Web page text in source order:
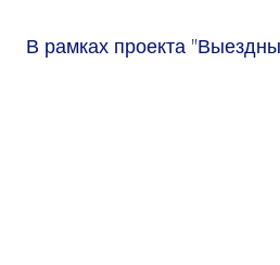
В рамках проекта